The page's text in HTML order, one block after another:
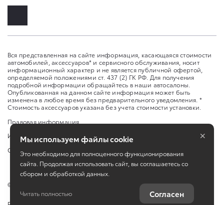
Вся представленная на сайте информация, касающаяся стоимости
автомобилей, аксессуаров* и сервисного обслуживания, носит
информационный характер и не является публичной офертой,
определяемой положениями ст. 437 (2) ГК РФ. Для получения
подробной информации обращайтесь в наши автосалоны.
Опубликованная на данном сайте информация может быть
изменена в любое время без предварительного уведомления. *
Стоимость аксессуаров указана без учета стоимости установки.
Правовая информация
Изменить настройку cookies
Сбросить cookie
©
Мы используем файлы cookie
Это необходимо для полноценного функционирования
сайта. Продолжая использовать сайт, вы соглашаетесь со
сбором и обработкой данных.
Читать полностью Согласен
×